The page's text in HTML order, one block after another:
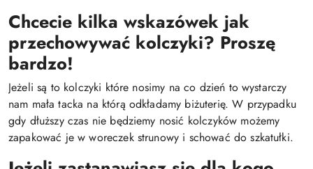
Chcecie kilka wskazówek jak
przechowywać kolczyki? Proszę
bardzo!
Jeżeli są to kolczyki które nosimy na co dzień to wystarczy
nam mała tacka na którą odkładamy biżuterię. W przypadku
gdy dłuższy czas nie będziemy nosić kolczyków możemy
zapakować je w woreczek strunowy i schować do szkatułki.